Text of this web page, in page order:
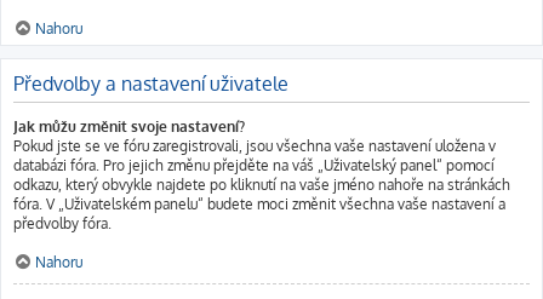
Nahoru
Předvolby a nastavení uživatele
Jak můžu změnit svoje nastavení?
Pokud jste se ve fóru zaregistrovali, jsou všechna vaše nastavení uložena v
databázi fóra. Pro jejich změnu přejděte na váš „Uživatelský panel“ pomocí
odkazu, který obvykle najdete po kliknutí na vaše jméno nahoře na stránkách
fóra. V „Uživatelském panelu“ budete moci změnit všechna vaše nastavení a
předvolby fóra.
Nahoru